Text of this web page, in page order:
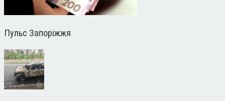
Пульс Запоріжжя